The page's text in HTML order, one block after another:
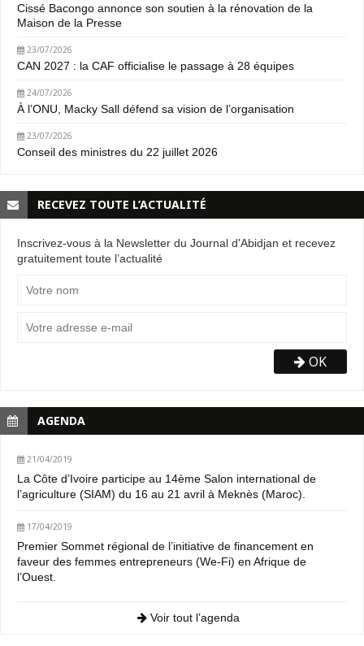
Cissé Bacongo annonce son soutien à la rénovation de la
Maison de la Presse
23/07/2026
CAN 2027 : la CAF officialise le passage à 28 équipes
24/07/2026
À l’ONU, Macky Sall défend sa vision de l’organisation
23/07/2026
Conseil des ministres du 22 juillet 2026
RECEVEZ TOUTE L’ACTUALITÉ
Inscrivez-vous à la Newsletter du Journal d'Abidjan et recevez
gratuitement toute l’actualité
OK
AGENDA
21/04/2019
La Côte d’Ivoire participe au 14ème Salon international de
l’agriculture (SIAM) du 16 au 21 avril à Meknès (Maroc).
17/04/2019
Premier Sommet régional de l’initiative de financement en
faveur des femmes entrepreneurs (We-Fi) en Afrique de
l’Ouest.
Voir tout l’agenda